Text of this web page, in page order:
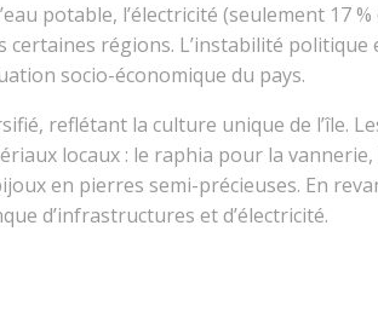
potable, l’électricité (seulement 17
certaines régions. L’instabilité
socio-économique du pays.
reflétant la culture unique de l’île.
locaux : le raphia pour la
en pierres semi-précieuses. En
d’infrastructures et d’électricité.